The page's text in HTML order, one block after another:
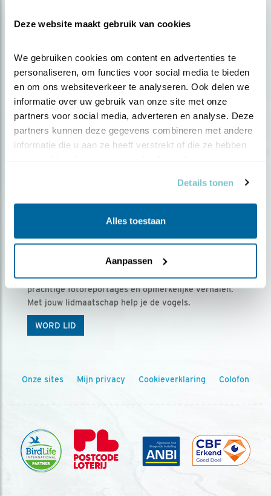
Deze website maakt gebruik van cookies
We gebruiken cookies om content en advertenties te
personaliseren, om functies voor social media te bieden
en om ons websiteverkeer te analyseren. Ook delen we
informatie over uw gebruik van onze site met onze
partners voor social media, adverteren en analyse. Deze
partners kunnen deze gegevens combineren met andere
informatie die u aan ze heeft verstrekt of die ze hebben
Details tonen
Alles toestaan
Aanpassen
Ontvang 5 x Vogels voor € 36,00 per jaar
Vogels is het tijdschrift voor onze leden, met
prachtige fotoreportages en opmerkelijke verhalen.
Met jouw lidmaatschap help je de vogels.
WORD LID
Onze sites Mijn privacy Cookieverklaring Colofon